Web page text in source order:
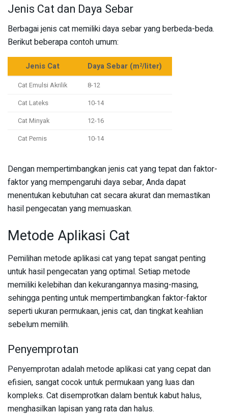
Jenis Cat dan Daya Sebar
Berbagai jenis cat memiliki daya sebar yang berbeda-beda.
Berikut beberapa contoh umum:
Jenis Cat Daya Sebar (m2/liter)
Cat Emulsi Akrilik
8-12
Cat Lateks
10-14
Cat Minyak
12-16
Cat Pernis
10-14
Dengan mempertimbangkan jenis cat yang tepat dan faktor-
faktor yang mempengaruhi daya sebar, Anda dapat
menentukan kebutuhan cat secara akurat dan memastikan
hasil pengecatan yang memuaskan.
Metode Aplikasi Cat
Pemilihan metode aplikasi cat yang tepat sangat penting
untuk hasil pengecatan yang optimal. Setiap metode
memiliki kelebihan dan kekurangannya masing-masing,
sehingga penting untuk mempertimbangkan faktor-faktor
seperti ukuran permukaan, jenis cat, dan tingkat keahlian
sebelum memilih.
Penyemprotan
Penyemprotan adalah metode aplikasi cat yang cepat dan
efisien, sangat cocok untuk permukaan yang luas dan
kompleks. Cat disemprotkan dalam bentuk kabut halus,
menghasilkan lapisan yang rata dan halus.